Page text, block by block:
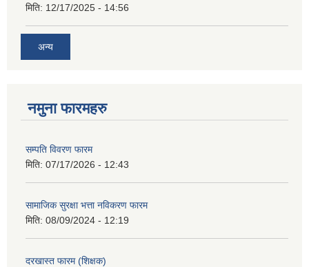
मिति: 12/17/2025 - 14:56
अन्य
नमुना फारमहरु
सम्पति विवरण फारम
मिति: 07/17/2026 - 12:43
सामाजिक सुरक्षा भत्ता नविकरण फारम
मिति: 08/09/2024 - 12:19
दरखास्त फारम (शिक्षक)